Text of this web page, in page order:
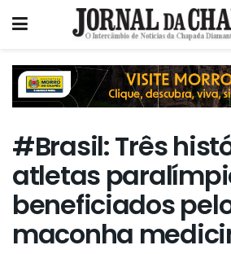
#Brasil: Três
atletas
beneficiados
maconha